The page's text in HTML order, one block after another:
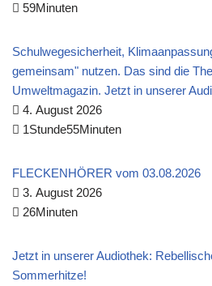
59Minuten
Schulwegesicherheit,
gemeinsam" nutzen. Das sind die
Umweltmagazin. Jetzt in unserer
4. August 2026
1Stunde55Minuten
FLECKENHÖRER vom 03.08.2026
3. August 2026
26Minuten
Jetzt in unserer Audiothek:
Sommerhitze!